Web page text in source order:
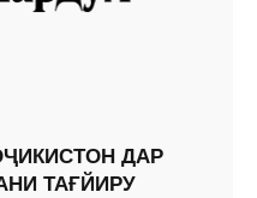
ДАР
ТАҒЙИРУ